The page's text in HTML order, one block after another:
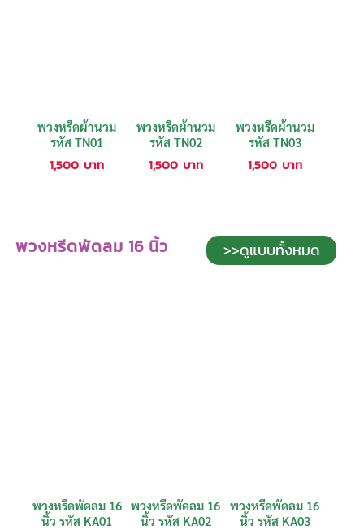
พวงหรีดผ้านวม
รหัส TN01
1,500 บาท
พวงหรีดผ้านวม
รหัส TN02
1,500 บาท
พวงหรีดผ้านวม
รหัส TN03
1,500 บาท
พวงหรีดพัดลม 16 นิ้ว >>ดูแบบทั้งหมด
พวงหรีดพัดลม 16
นิ้ว รหัส KA01
พวงหรีดพัดลม 16
นิ้ว รหัส KA02
พวงหรีดพัดลม 16
นิ้ว รหัส KA03